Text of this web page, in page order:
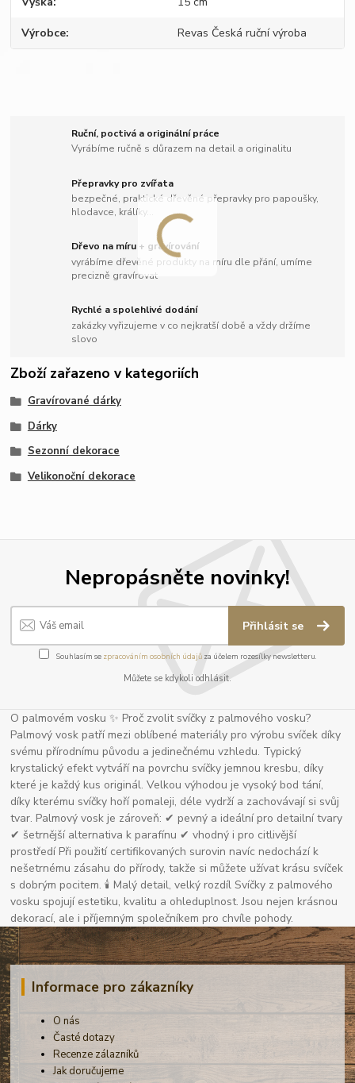
Výrobce Revas Česká ruční výroba
Ruční, poctivá a originální práce
Vyrábíme ručně s důrazem na detail a originalitu
Přepravky pro zvířata
bezpečné, praktické dřevěné přepravky pro papoušky,
hlodavce, králíky...
Dřevo na míru + gravírování
vyrábíme dřevěné produkty na míru dle přání, umíme
precizně gravírovat
Rychlé a spolehlivé dodání
zakázky vyřizujeme v co nejkratší době a vždy držíme
slovo
Zboží zařazeno v kategoriích
Gravírované dárky
Dárky
Sezonní dekorace
Velikonoční dekorace
Nepropásněte novinky!
Přihlásit se
Souhlasím se zpracováním osobních údajůza účelem rozesílky newsletteru.
Můžete se kdykoli odhlásit.
O palmovém vosku ✨ Proč zvolit svíčky z palmového vosku?
Palmový vosk patří mezi oblíbené materiály pro výrobu svíček díky
svému přírodnímu původu a jedinečnému vzhledu. Typický
krystalický efekt vytváří na povrchu svíčky jemnou kresbu, díky
které je každý kus originál. Velkou výhodou je vysoký bod tání,
díky kterému svíčky hoří pomaleji, déle vydrží a zachovávají si svůj
tvar. Palmový vosk je zároveň: ✔ pevný a ideální pro detailní tvary
✔ šetrnější alternativa k parafínu ✔ vhodný i pro citlivější
prostředí Při použití certifikovaných surovin navíc nedochází k
nešetrnému zásahu do přírody, takže si můžete užívat krásu svíček
s dobrým pocitem. 🕯 Malý detail, velký rozdíl Svíčky z palmového
vosku spojují estetiku, kvalitu a ohleduplnost. Jsou nejen krásnou
dekorací, ale i příjemným společníkem pro chvíle pohody.
Informace pro zákazníky
O nás
Časté dotazy
Recenze zálazníků
Jak doručujeme